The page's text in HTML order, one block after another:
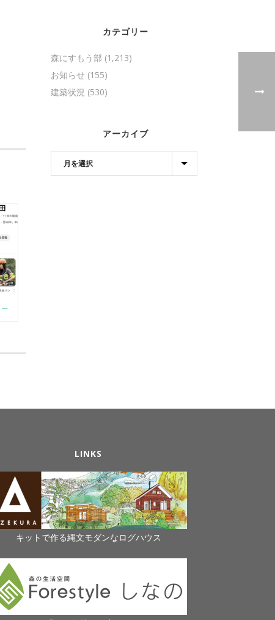
【YOUTUBE】はじめました（初心者向けログDIYの方法）
カテゴリー
森にすもう部 (1,213)
お知らせ (155)
建築状況 (530)
アーカイブ
LINKS
キットで作る縄文モダンなログハウス